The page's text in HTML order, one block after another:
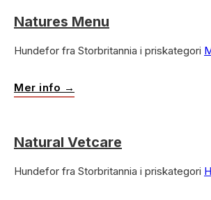
Natures Menu
Hundefor fra Storbritannia i priskategori
Mer info →
Natural Vetcare
Hundefor fra Storbritannia i priskategori